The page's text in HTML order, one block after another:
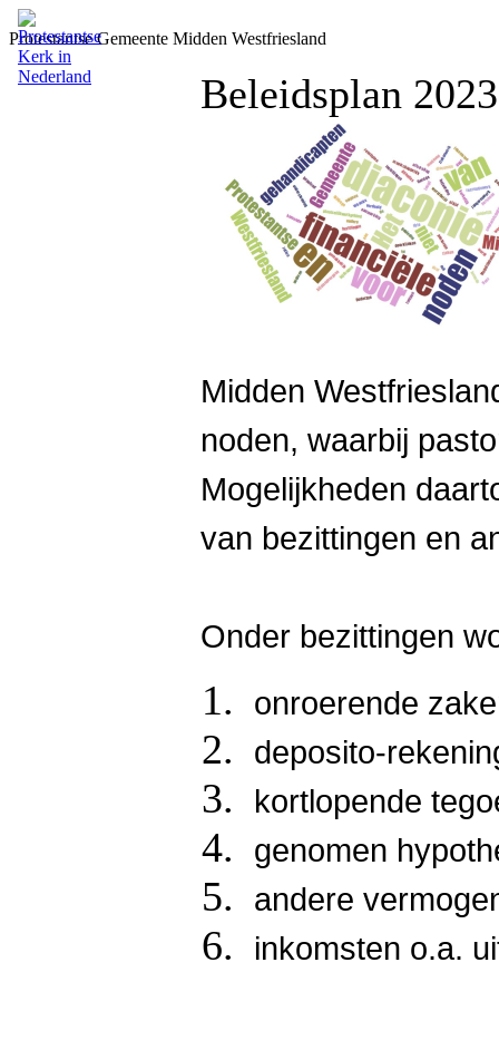
Protestantse Gemeente Midden Westfriesland
Beleidsplan
Midden
noden, waarbij
Mogelijkheden
van bezittingen en
Onder bezittingen
onroerende
deposito-
kortlopende
genomen
andere
inkomsten o.a.